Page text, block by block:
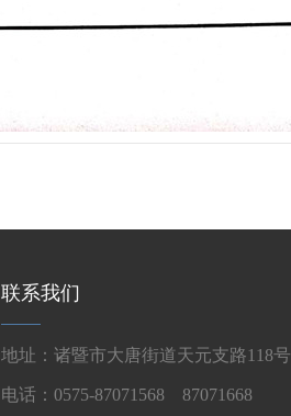
联系我们
地址：诸暨市大唐街道天元支路118号
电话：0575-87071568 87071668